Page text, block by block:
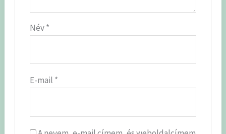
Név*
E-mail *